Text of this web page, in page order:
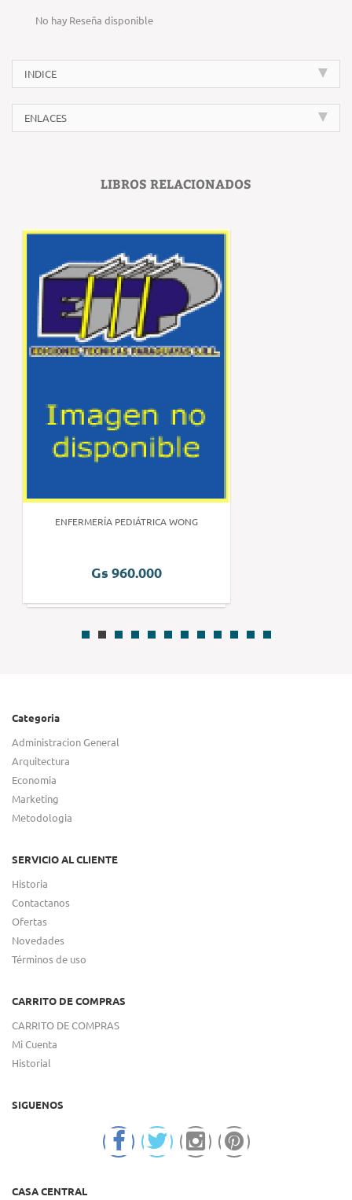
No hay Reseña disponible
INDICE
ENLACES
LIBROS RELACIONADOS
ENFERMERÍA PEDIÁTRICA WONG
Gs 960.000
Categoria
Administracion General
Arquitectura
Economia
Marketing
Metodologia
SERVICIO AL CLIENTE
Historia
Contactanos
Ofertas
Novedades
Términos de uso
CARRITO DE COMPRAS
CARRITO DE COMPRAS
Mi Cuenta
Historial
SIGUENOS
CASA CENTRAL